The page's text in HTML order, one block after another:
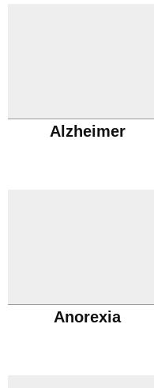
Alzheimer
Anorexia